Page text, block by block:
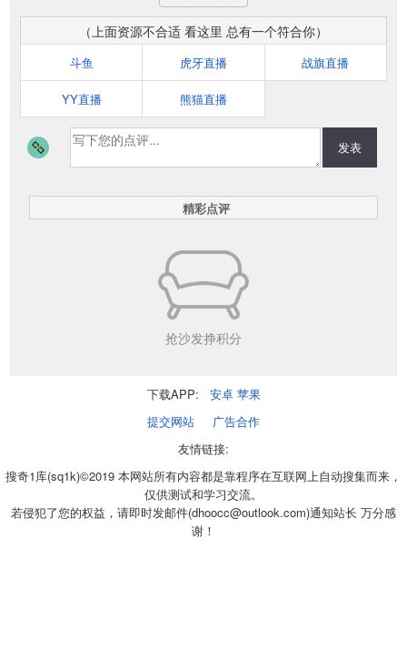
（上面资源不合适 看这里 总有一个符合你）
斗鱼 虎牙直播 战旗直播
YY直播 熊猫直播
发表
精彩点评
抢沙发挣积分
下载APP: 安卓 苹果
提交网站
广告合作
友情链接:
搜奇1库(sq1k)©2019 本网站所有内容都是靠程序在互联网上自动搜集而来，
仅供测试和学习交流。
若侵犯了您的权益，请即时发邮件(dhoocc@outlook.com)通知站长 万分感
谢！